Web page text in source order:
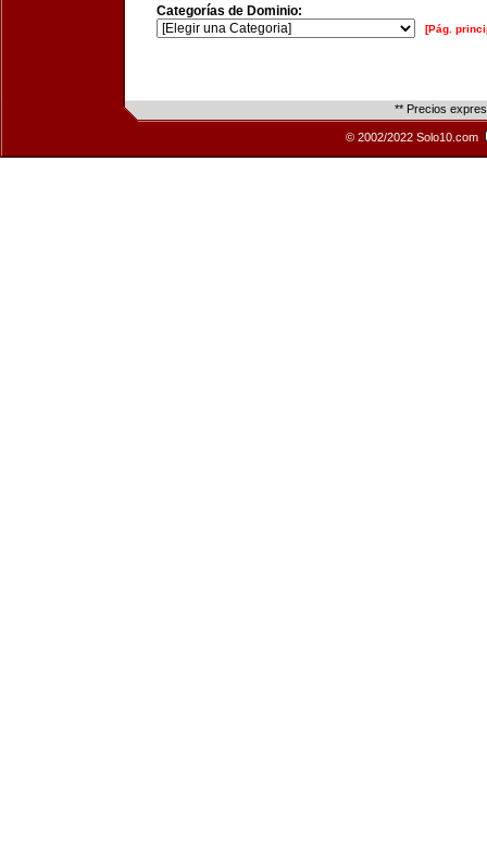
Categorías de Dominio:
[Pág.
** Precios
© 2002/2022 Solo10.com